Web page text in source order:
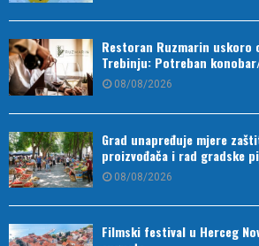
Restoran Ruzmarin uskoro
Trebinju: Potreban
08/08/2026
Grad unapređuje mjere
proizvođača i rad gradske
08/08/2026
Filmski festival u Herceg